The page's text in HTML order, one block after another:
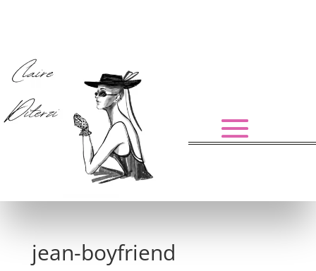
jean-boyfriend